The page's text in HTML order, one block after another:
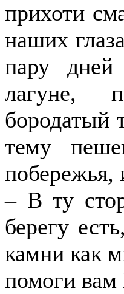
прихоти
наших
пару
лагуне,
бородатый
тему
побережья,
– В ту
берегу
камни как
помоги вам